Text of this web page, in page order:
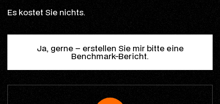
Es kostet Sie nichts.
Ja, gerne – erstellen Sie mir bitte eine
Benchmark-Bericht.